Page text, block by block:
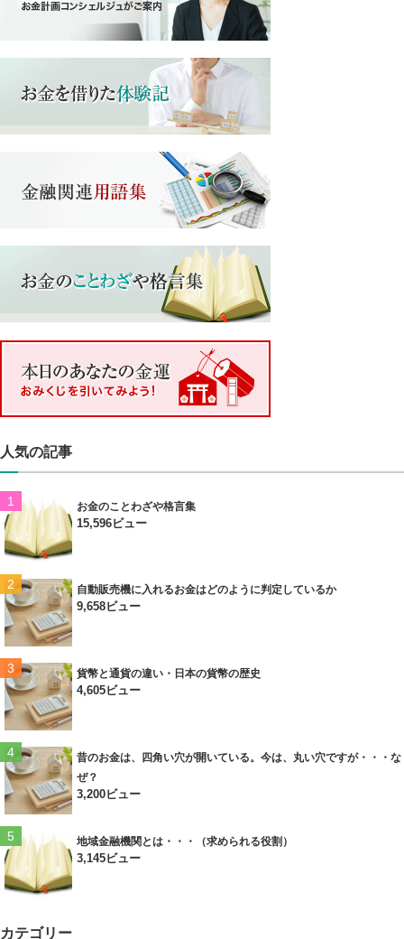
人気の記事
お金のことわざや格言集
15,596ビュー
自動販売機に入れるお金はどのように判定しているか
9,658ビュー
貨幣と通貨の違い・日本の貨幣の歴史
4,605ビュー
昔のお金は、四角い穴が開いている。今は、丸い穴ですが・・・な
ぜ？
3,200ビュー
地域金融機関とは・・・（求められる役割）
3,145ビュー
カテゴリー